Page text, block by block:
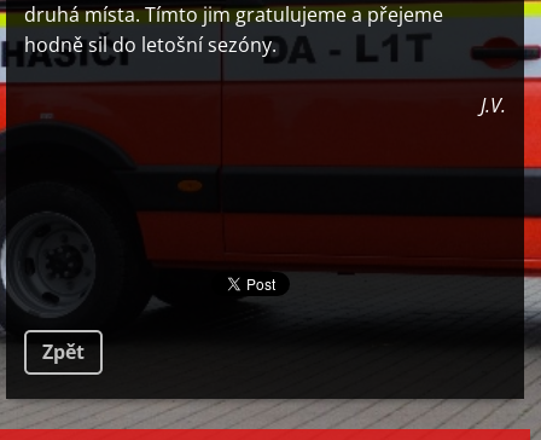
druhá místa. Tímto jim gratulujeme a přejeme
hodně sil do letošní sezóny.
J.V.
Zpět